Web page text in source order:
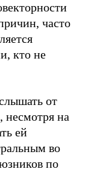
часто
кто не
от
несмотря на
ей
во
по